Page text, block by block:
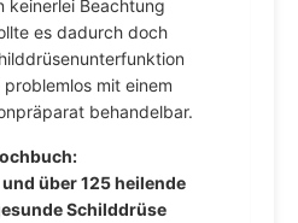
keinerlei Beachtung
es dadurch doch
mit einem
behandelbar.
über 125 heilende
Schilddrüse